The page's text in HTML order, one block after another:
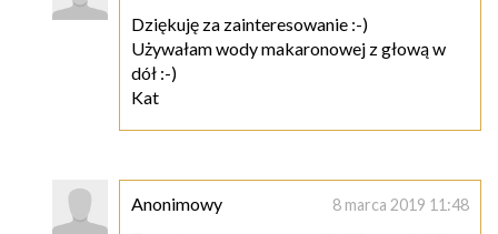
Dziękuję za zainteresowanie :-)
Używałam wody makaronowej z głową w
dół :-)
Kat
Anonimowy 8 marca 2019 11:48